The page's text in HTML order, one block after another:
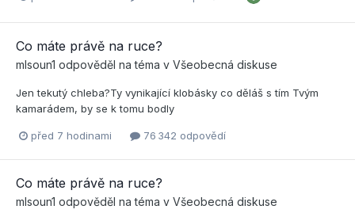
Co máte právě na ruce?
mlsoun1 odpověděl na téma v Všeobecná diskuse
Jen tekutý chleba?Ty vynikající klobásky co děláš s tím Tvým
kamarádem, by se k tomu bodly
před 7 hodinami 76 342 odpovědí
Co máte právě na ruce?
mlsoun1 odpověděl na téma v Všeobecná diskuse